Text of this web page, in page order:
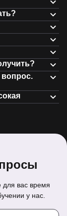
вас время
у нас.